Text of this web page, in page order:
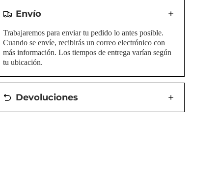
Envío
Trabajaremos para enviar tu pedido lo antes posible.
Cuando se envíe, recibirás un correo electrónico con
más información. Los tiempos de entrega varían según
tu ubicación.
Devoluciones